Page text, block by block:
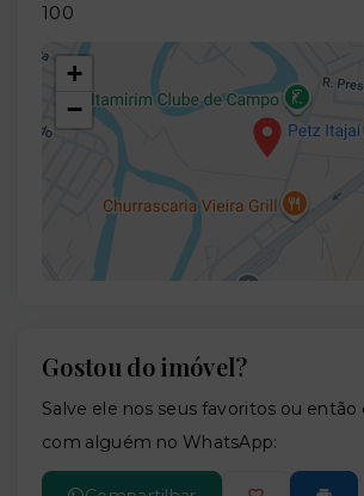
100
+
−
Gostou do imóvel?
Salve ele nos seus favoritos ou
com alguém no WhatsApp: